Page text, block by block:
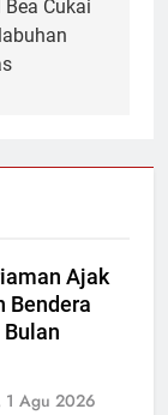
Cukai
Ajak
Bendera
1 Agu 2026